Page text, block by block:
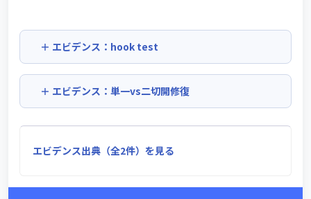
エビデンス：hook test
エビデンス：単一vs二切開修復
エビデンス出典（全2件）を見る